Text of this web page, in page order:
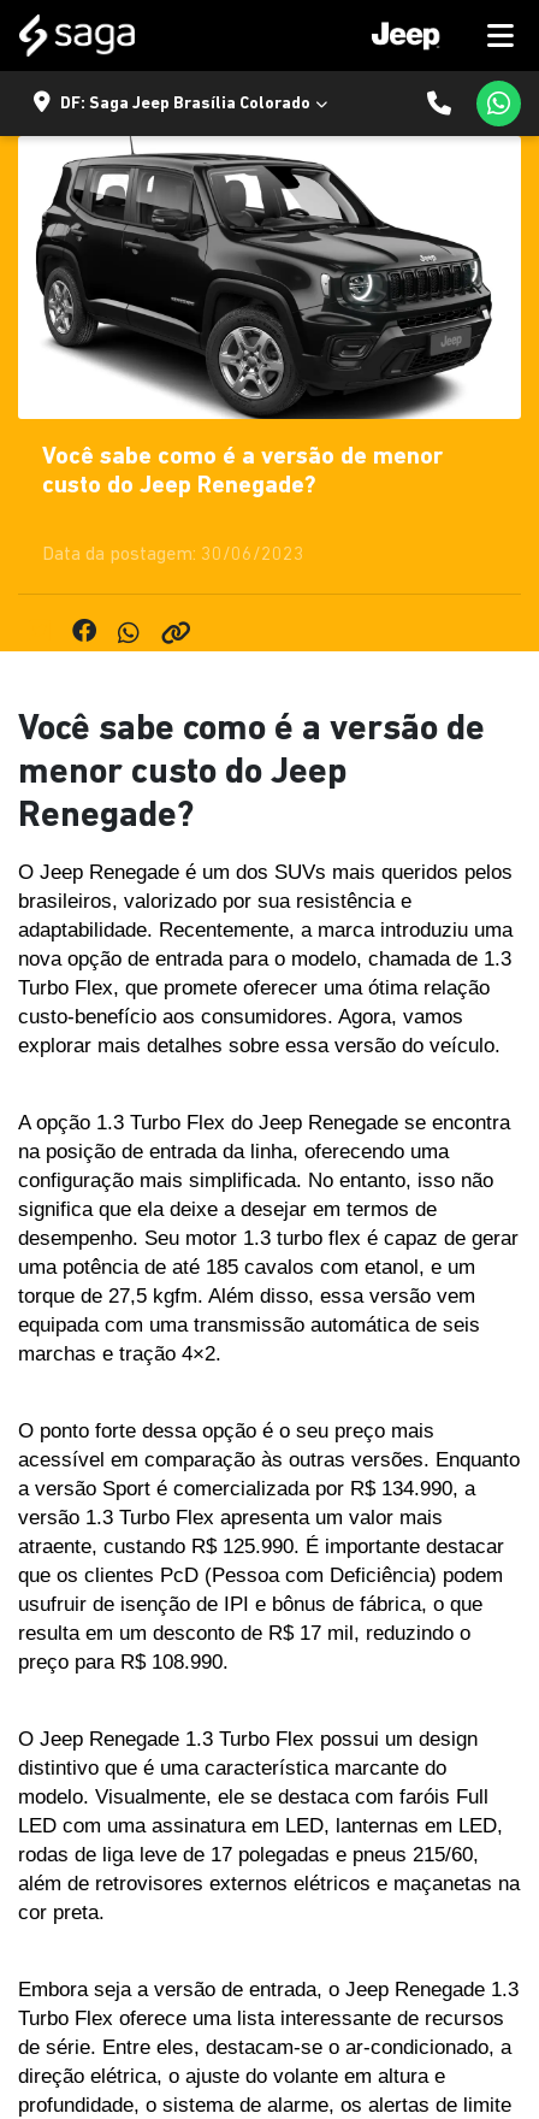
DF: Saga Jeep Brasília Colorado
Você sabe como é a versão de menor
custo do Jeep Renegade?
Data da postagem: 30/06/2023
Você sabe como é a versão de
menor custo do Jeep
Renegade?
O Jeep Renegade é um dos SUVs mais queridos pelos
brasileiros, valorizado por sua resistência e
adaptabilidade. Recentemente, a marca introduziu uma
nova opção de entrada para o modelo, chamada de 1.3
Turbo Flex, que promete oferecer uma ótima relação
custo-benefício aos consumidores. Agora, vamos
explorar mais detalhes sobre essa versão do veículo.
A opção 1.3 Turbo Flex do Jeep Renegade se encontra
na posição de entrada da linha, oferecendo uma
configuração mais simplificada. No entanto, isso não
significa que ela deixe a desejar em termos de
desempenho. Seu motor 1.3 turbo flex é capaz de gerar
uma potência de até 185 cavalos com etanol, e um
torque de 27,5 kgfm. Além disso, essa versão vem
equipada com uma transmissão automática de seis
marchas e tração 4×2.
O ponto forte dessa opção é o seu preço mais
acessível em comparação às outras versões. Enquanto
a versão Sport é comercializada por R$ 134.990, a
versão 1.3 Turbo Flex apresenta um valor mais
atraente, custando R$ 125.990. É importante destacar
que os clientes PcD (Pessoa com Deficiência) podem
usufruir de isenção de IPI e bônus de fábrica, o que
resulta em um desconto de R$ 17 mil, reduzindo o
preço para R$ 108.990.
O Jeep Renegade 1.3 Turbo Flex possui um design
distintivo que é uma característica marcante do
modelo. Visualmente, ele se destaca com faróis Full
LED com uma assinatura em LED, lanternas em LED,
rodas de liga leve de 17 polegadas e pneus 215/60,
além de retrovisores externos elétricos e maçanetas na
cor preta.
Embora seja a versão de entrada, o Jeep Renegade 1.3
Turbo Flex oferece uma lista interessante de recursos
de série. Entre eles, destacam-se o ar-condicionado, a
direção elétrica, o ajuste do volante em altura e
profundidade, o sistema de alarme, os alertas de limite